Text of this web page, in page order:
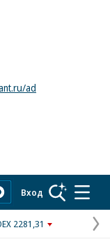
ad
Вход
2281,31